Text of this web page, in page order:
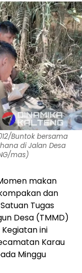
Buntok bersama
di Jalan Desa
mas)
makan
dan
Tugas
Desa (TMMD)
Kegiatan ini
Karau
Minggu